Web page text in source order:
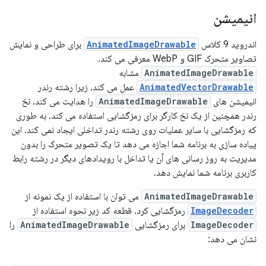
انیمیشن
اندروید 9 کلاس AnimatedImageDrawable برای طراحی و نمایش
تصاویر متحرک GIF و WebP معرفی می کند.
AnimatedImageDrawable مشابه
AnimatedVectorDrawable عمل می کند، زیرا رشته رندر
انیمیشن های AnimatedImageDrawable را هدایت می کند. نخ
رندر همچنین از یک نخ کارگر برای رمزگشایی استفاده می کند، به طوری
که رمزگشایی با سایر عملیات روی رشته رندر تداخلی ایجاد نمی کند. این
پیاده سازی به برنامه شما اجازه می دهد تا یک تصویر متحرک را بدون
مدیریت به روز رسانی های آن یا تداخل با رویدادهای دیگر در رشته رابط
کاربری برنامه شما نمایش دهد.
AnimatedImageDrawable می توان با استفاده از یک نمونه از
ImageDecoder رمزگشایی کرد. قطعه کد زیر نحوه استفاده از
ImageDecoder برای رمزگشایی AnimatedImageDrawable را
نشان می دهد: